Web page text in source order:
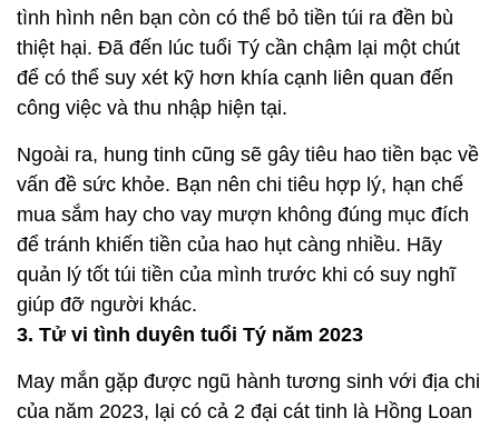
tình hình nên bạn còn có thể bỏ tiền túi ra đền bù
thiệt hại. Đã đến lúc tuổi Tý cần chậm lại một chút
để có thể suy xét kỹ hơn khía cạnh liên quan đến
công việc và thu nhập hiện tại.
Ngoài ra, hung tinh cũng sẽ gây tiêu hao tiền bạc về
vấn đề sức khỏe. Bạn nên chi tiêu hợp lý, hạn chế
mua sắm hay cho vay mượn không đúng mục đích
để tránh khiến tiền của hao hụt càng nhiều. Hãy
quản lý tốt túi tiền của mình trước khi có suy nghĩ
giúp đỡ người khác.
3. Tử vi tình duyên tuổi Tý năm 2023
May mắn gặp được ngũ hành tương sinh với địa chi
của năm 2023, lại có cả 2 đại cát tinh là Hồng Loan